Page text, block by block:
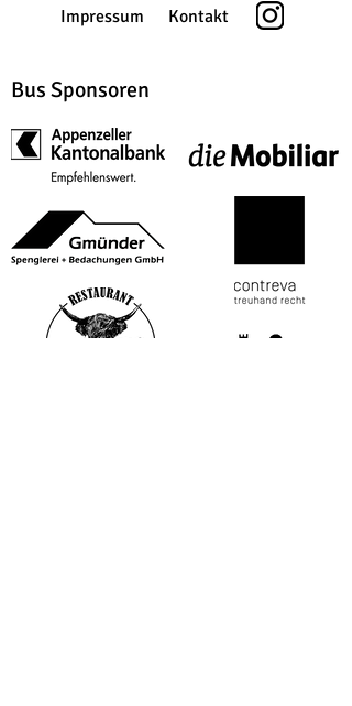
Impressum Kontakt
Bus Sponsoren